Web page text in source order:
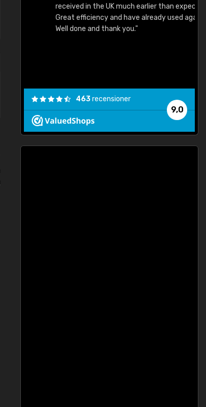
received in the UK much earlier than expected.
Great efficiency and have already used again.
Well done and thank you."
9,0
463recensioner